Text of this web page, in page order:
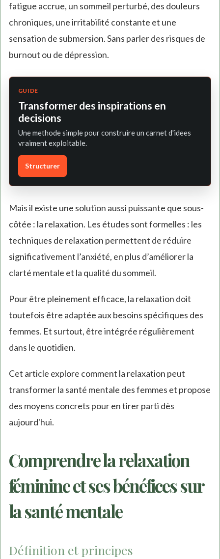
fatigue accrue, un sommeil perturbé, des douleurs
chroniques, une irritabilité constante et une
sensation de submersion. Sans parler des risques de
burnout ou de dépression.
GUIDE
Transformer des inspirations en
decisions
Une methode simple pour construire un carnet d'idees
vraiment exploitable.
Structurer
Mais il existe une solution aussi puissante que sous-
côtée : la relaxation. Les études sont formelles : les
techniques de relaxation permettent de réduire
significativement l’anxiété, en plus d’améliorer la
clarté mentale et la qualité du sommeil.
Pour être pleinement efficace, la relaxation doit
toutefois être adaptée aux besoins spécifiques des
femmes. Et surtout, être intégrée régulièrement
dans le quotidien.
Cet article explore comment la relaxation peut
transformer la santé mentale des femmes et propose
des moyens concrets pour en tirer parti dès
aujourd'hui.
Comprendre la relaxation
féminine et ses bénéfices sur
la santé mentale
Définition et principes